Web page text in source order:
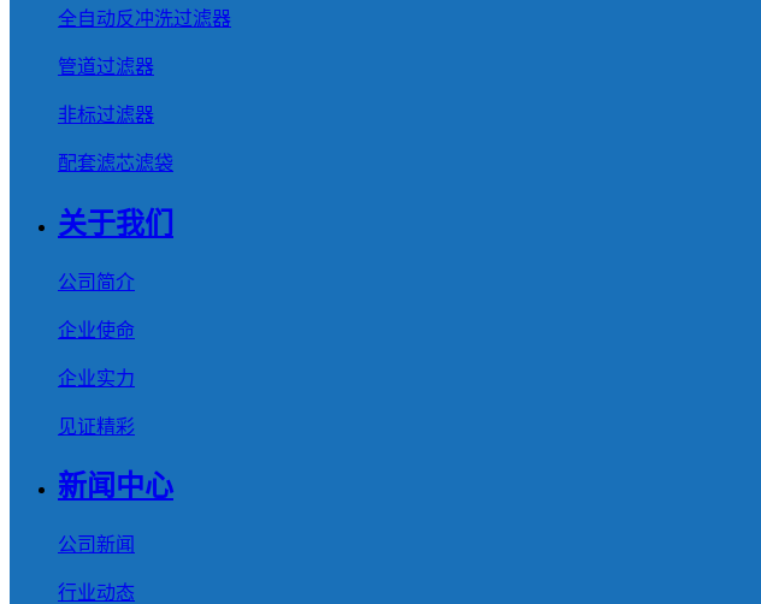
全自动反冲洗过滤器
管道过滤器
非标过滤器
配套滤芯滤袋
关于我们
公司简介
企业使命
企业实力
见证精彩
新闻中心
公司新闻
行业动态